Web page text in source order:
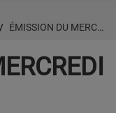
ÉMISSION DU MERCREDI 24 JUIN